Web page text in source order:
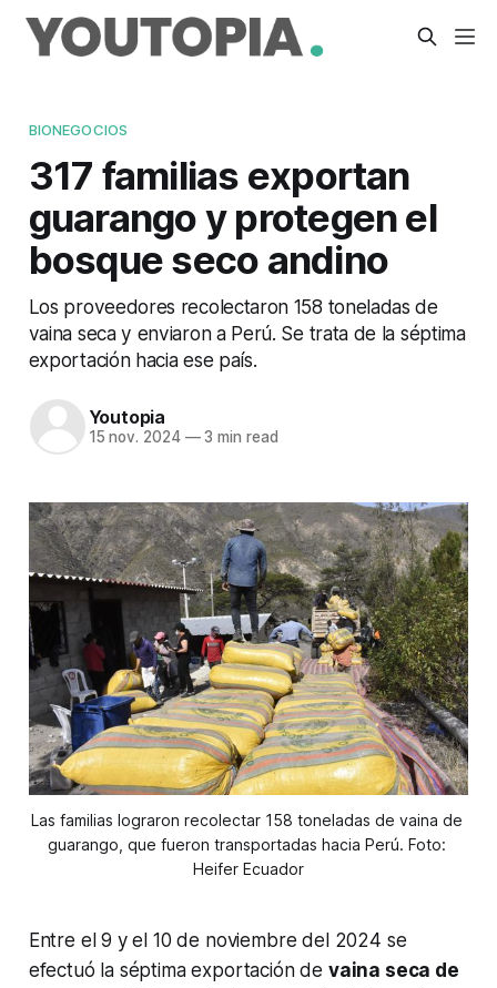
BIONEGOCIOS
317 familias exportan
guarango y protegen el
bosque seco andino
Los proveedores recolectaron 158 toneladas de
vaina seca y enviaron a Perú. Se trata de la séptima
exportación hacia ese país.
Youtopia
15 nov. 2024 —3 min read
Las familias lograron recolectar 158 toneladas de vaina de
guarango, que fueron transportadas hacia Perú. Foto:
Heifer Ecuador
Entre el 9 y el 10 de noviembre del 2024 se
efectuó la séptima exportación de vaina seca de